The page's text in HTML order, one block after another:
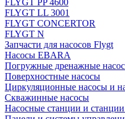
FLYGT PP 4600
FLYGT LL 3001
FLYGT CONCERTOR
FLYGT N
Запчасти для насосов Flygt
Насосы EBARA
Погружные дренажные
Поверхностные насосы
Циркуляционные насосы и
Скважинные насосы
Насосные станции и